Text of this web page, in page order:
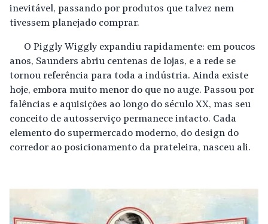
inevitável, passando por produtos que talvez nem
tivessem planejado comprar.
O Piggly Wiggly expandiu rapidamente: em poucos
anos, Saunders abriu centenas de lojas, e a rede se
tornou referência para toda a indústria. Ainda existe
hoje, embora muito menor do que no auge. Passou por
falências e aquisições ao longo do século XX, mas seu
conceito de autosserviço permanece intacto. Cada
elemento do supermercado moderno, do design do
corredor ao posicionamento da prateleira, nasceu ali.